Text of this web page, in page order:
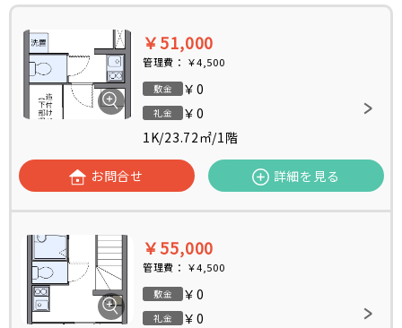
￥51,000
管理費： ￥4,500
敷金 ￥0
礼金
￥0
1K/23.72㎡/1階
お問合せ 詳細を見る
￥55,000
管理費： ￥4,500
敷金 ￥0
礼金
￥0